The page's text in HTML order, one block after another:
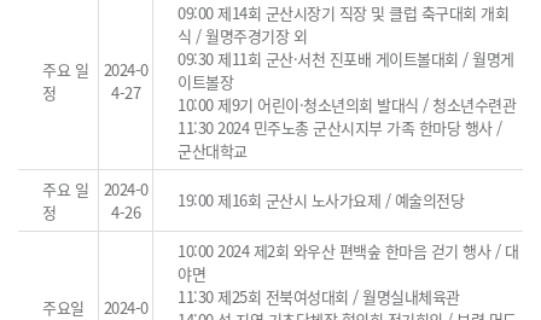
주요 일
정
2024-0
4-27
09:00 제14회 군산시장기 직장 및 클럽 축구대회 개회
식 / 월명주경기장 외
09:30 제11회 군산·서천 진포배 게이트볼대회 / 월명게
이트볼장
10:00 제9기 어린이·청소년의회 발대식 / 청소년수련관
11:30 2024 민주노총 군산시지부 가족 한마당 행사 /
군산대학교
주요 일
정
2024-0
4-26
19:00 제16회 군산시 노사가요제 / 예술의전당
주요일
2024-0
10:00 2024 제2회 와우산 편백숲 한마음 걷기 행사 / 대
야면
11:30 제25회 전북여성대회 / 월명실내체육관